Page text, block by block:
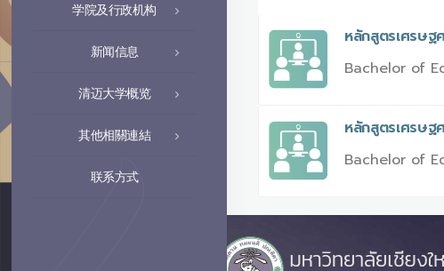
学院及行政机构
新闻信息
清迈大学概览
其他相關連結
联系方式
หลักสูตรเศรษ
Bachelor of
หลักสูตรเศรษ
Bachelor of